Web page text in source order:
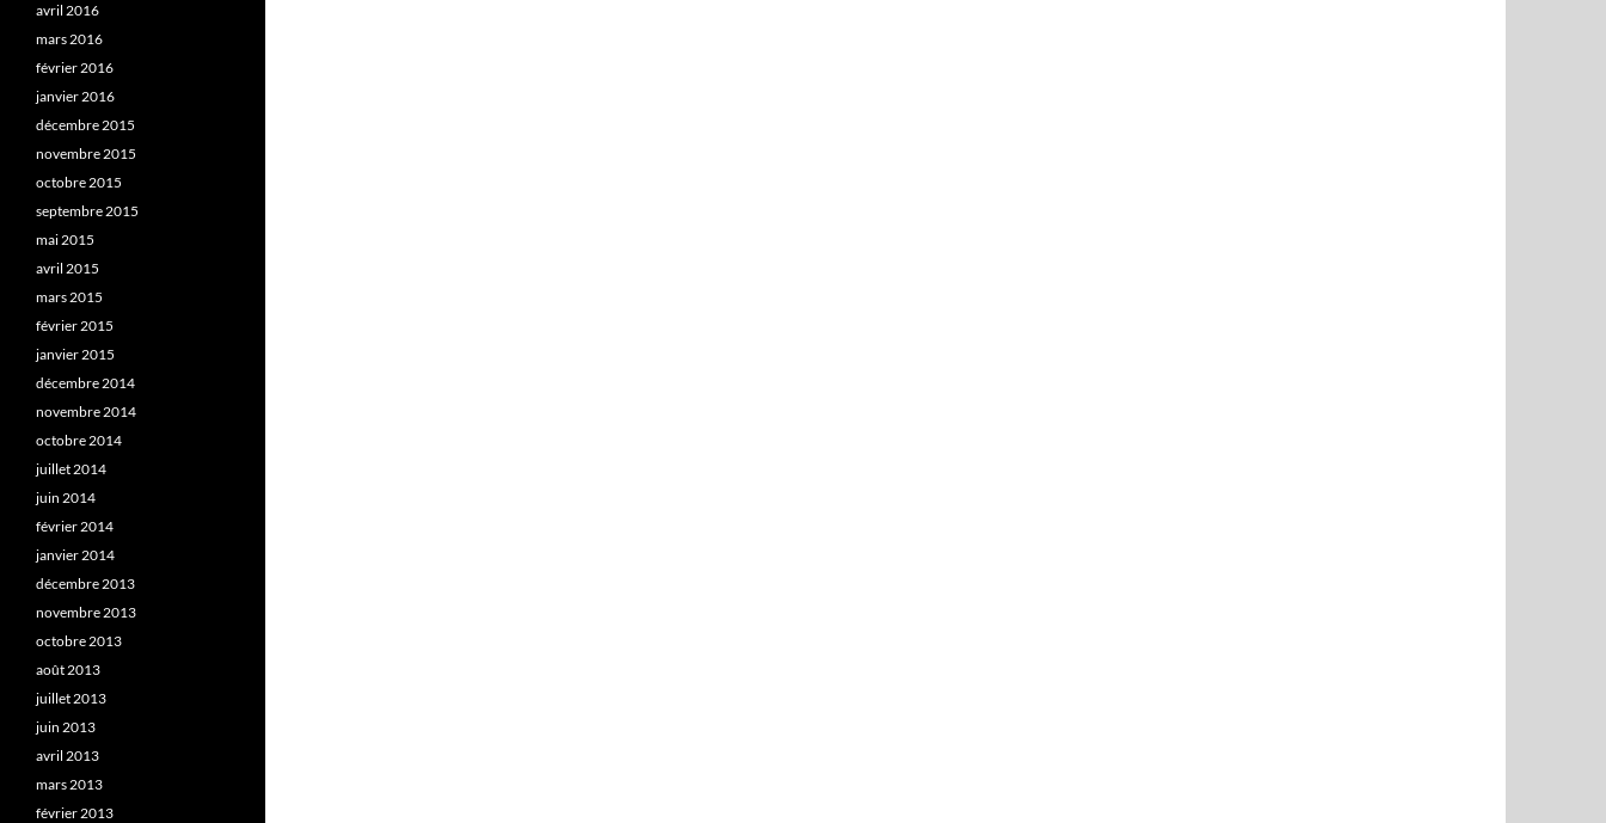
avril 2016
mars 2016
février 2016
janvier 2016
décembre 2015
novembre 2015
octobre 2015
septembre 2015
mai 2015
avril 2015
mars 2015
février 2015
janvier 2015
décembre 2014
novembre 2014
octobre 2014
juillet 2014
juin 2014
février 2014
janvier 2014
décembre 2013
novembre 2013
octobre 2013
août 2013
juillet 2013
juin 2013
avril 2013
mars 2013
février 2013